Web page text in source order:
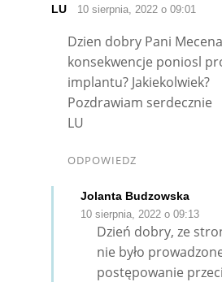
LU 10 sierpnia, 2022 o 09:01
Dzien dobry Pani
konsekwencje poniosl
implantu? Jakiekolwiek?
Pozdrawiam serdecznie
LU
ODPOWIEDZ
Jolanta Budzowska
10 sierpnia, 2022 o 09:13
Dzień dobry, ze
nie było
postępowanie